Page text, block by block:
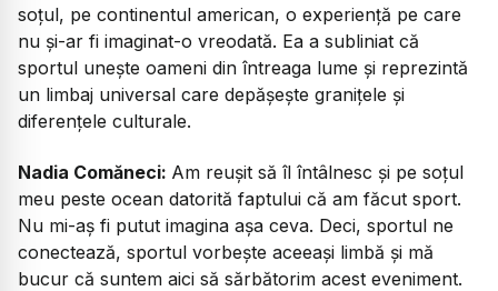
soțul, pe continentul american, o experiență pe care
nu și-ar fi imaginat-o vreodată. Ea a subliniat că
sportul unește oameni din întreaga lume și reprezintă
un limbaj universal care depășește granițele și
diferențele culturale.
Nadia Comăneci: Am reușit să îl întâlnesc și pe soțul
meu peste ocean datorită faptului că am făcut sport.
Nu mi-aș fi putut imagina așa ceva. Deci, sportul ne
conectează, sportul vorbește aceeași limbă și mă
bucur că suntem aici să sărbătorim acest eveniment.